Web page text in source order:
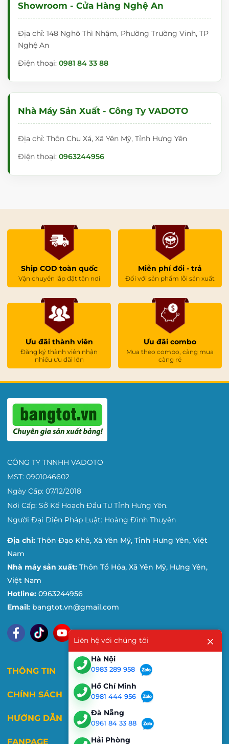
Showroom - Cửa Hàng Nghệ An
Địa chỉ: 148 Nghô Thì Nhậm, Phường Trường Vinh, TP
Nghệ An
Điện thoại: 0981 84 33 88
Nhà Máy Sản Xuất - Công Ty VADOTO
Địa chỉ: Thôn Chu Xá, Xã Yên Mỹ, Tỉnh Hưng Yên
Điện thoại: 0963244956
Ship COD toàn quốc
Vận chuyển lắp đặt tận nơi
Miễn phí đổi - trả
Đối với sản phẩm lỗi sản xuất
Ưu đãi thành viên
Đăng ký thành viên nhận
nhiều ưu đãi lớn
Ưu đãi combo
Mua theo combo, càng mua
càng rẻ
CÔNG TY TNNHH VADOTO
MST: 0901046602
Ngày Cấp: 07/12/2018
Nơi Cấp: Sở Kế Hoạch Đầu Tư Tỉnh Hưng Yên.
Người Đại Diện Pháp Luật: Hoàng Đình Thuyên
Địa chỉ: Thôn Đạo Khê, Xã Yên Mỹ, Tỉnh Hưng Yên, Việt
Nam
Nhà máy sản xuất: Thôn Tổ Hỏa, Xã Yên Mỹ, Hưng Yên,
Việt Nam
Hotline: 0963244956
Email: bangtot.vn@gmail.com
THÔNG TIN
CHÍNH SÁCH
HƯỚNG DẪN
FANPAGE
Liên hệ với chúng tôi
Hà Nội
0983 289 958
Hồ Chí Minh
0981 444 956
Đà Nẵng
0961 84 33 88
Hải Phòng